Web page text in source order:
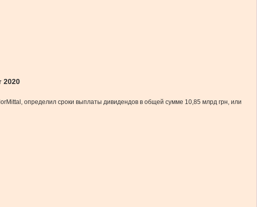
2020
определил сроки выплаты дивидендов в общей сумме 10,85 млрд грн, или